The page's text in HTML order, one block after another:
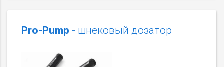
Pro-Pump - шнековый дозатор